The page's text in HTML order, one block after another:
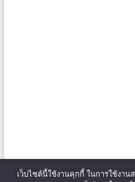
เว็บไซต์นี้ใช้งานคุกกี้ ในการใช้งาน